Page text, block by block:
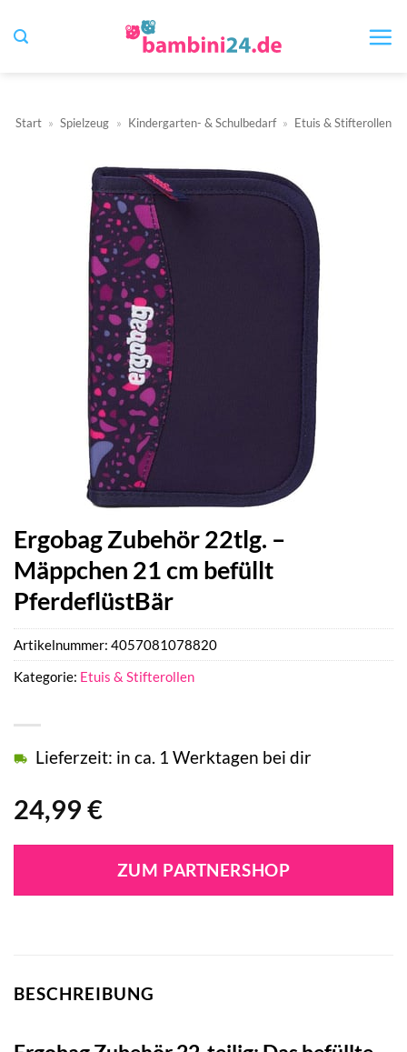
Inhalt
Start » Spielzeug » Kindergarten- & Schulbedarf » Etuis & Stifterollen
Ergobag Zubehör 22tlg. –
Mäppchen 21 cm befüllt
PferdeflüstBär
24,99 €
Lieferzeit: in ca. 1 Werktagen bei dir
ZUM PARTNERSHOP
Artikelnummer: 4057081078820
Kategorie: Etuis & Stifterollen
BESCHREIBUNG